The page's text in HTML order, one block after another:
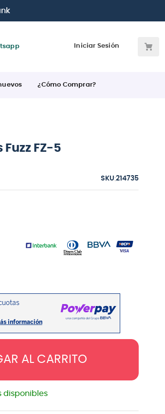
Iniciar Sesión
¿Cómo Comprar?
Fuzz FZ-5
:214735
AL CARRITO
disponibles